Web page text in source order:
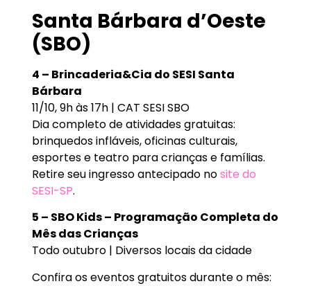
Santa Bárbara d’Oeste
(SBO)
4 – Brincaderia&Cia do SESI Santa
Bárbara
11/10, 9h às 17h | CAT SESI SBO
Dia completo de atividades gratuitas:
brinquedos infláveis, oficinas culturais,
esportes e teatro para crianças e famílias.
Retire seu ingresso antecipado nosite do
SESI-SP.
5 – SBO Kids – Programação Completa do
Mês das Crianças
Todo outubro | Diversos locais da cidade
Confira os eventos gratuitos durante o mês: